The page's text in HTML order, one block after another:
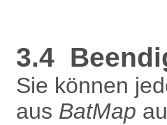
3.4
Sie können
aus BatMap